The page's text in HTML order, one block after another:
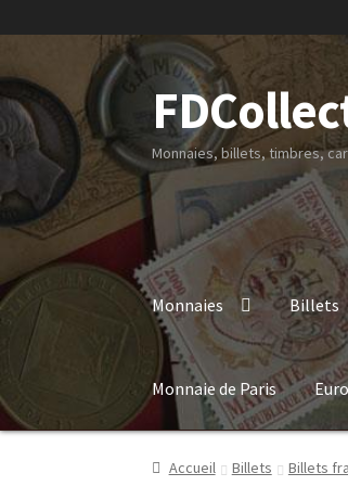
Monnaies, billets, timbres,
Monnaies Billets
Monnaie de Paris
Accueil Billets Billets